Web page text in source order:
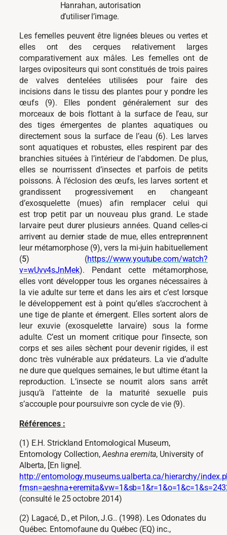
Hanrahan, autorisation
d’utiliser l’image.
Les femelles peuvent être lignées bleues ou vertes et
elles ont des cerques relativement larges
comparativement aux mâles. Les femelles ont de
larges ovipositeurs qui sont constitués de trois paires
de valves dentelées utilisées pour faire des
incisions dans le tissu des plantes pour y pondre les
œufs (9). Elles pondent généralement sur des
morceaux de bois flottant à la surface de l’eau, sur
des tiges émergentes de plantes aquatiques ou
directement sous la surface de l’eau (6). Les larves
sont aquatiques et robustes, elles respirent par des
branchies situées à l’intérieur de l’abdomen. De plus,
elles se nourrissent d’insectes et parfois de petits
poissons. À l’éclosion des œufs, les larves sortent et
grandissent progressivement en changeant
d’exosquelette (mues) afin remplacer celui qui
est trop petit par un nouveau plus grand. Le stade
larvaire peut durer plusieurs années. Quand celles-ci
arrivent au dernier stade de mue, elles entreprennent
leur métamorphose (9), vers la mi-juin habituellement
(5) (https://www.youtube.com/watch?
v=wUvv4sJnMek). Pendant cette métamorphose,
elles vont développer tous les organes nécessaires à
la vie adulte sur terre et dans les airs et c’est lorsque
le développement est à point qu’elles s’accrochent à
une tige de plante et émergent. Elles sortent alors de
leur exuvie (exosquelette larvaire) sous la forme
adulte. C’est un moment critique pour l’insecte, son
corps et ses ailes sèchent pour devenir rigides, il est
donc très vulnérable aux prédateurs. La vie d’adulte
ne dure que quelques semaines, le but ultime étant la
reproduction. L’insecte se nourrit alors sans arrêt
jusqu’à l’atteinte de la maturité sexuelle puis
s’accouple pour poursuivre son cycle de vie (9).
Références :
(1) E.H. Strickland Entomological Museum,
Entomology Collection, Aeshna eremita, University of
Alberta, [En ligne].
http://entomology.museums.ualberta.ca/hierarchy/
fmsn=aeshna+
(consulté le 25 octobre 2014)
(2) Lagacé, D., et Pilon, J.G.. (1998). Les Odonates du
Québec. Entomofaune du Québec (EQ) inc.,